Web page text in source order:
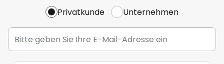
Privatkunde Unternehmen